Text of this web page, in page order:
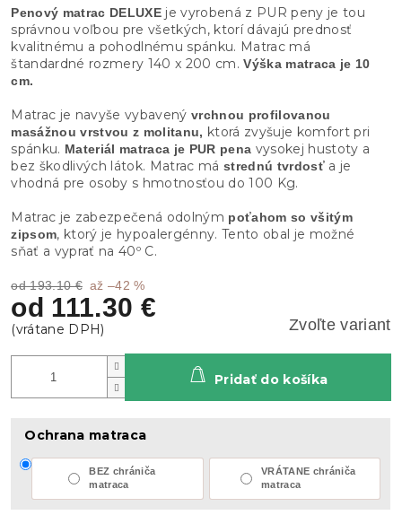
od 193.10 € až –42 %
od 111.30 €
Zvoľte variant
Ochrana matraca
BEZ chrániča
matraca
VRÁTANE chrániča
matraca
Pridať do košíka
Penový matrac DELUXE je vyrobená z PUR peny je tou
správnou voľbou pre všetkých, ktorí dávajú prednosť
kvalitnému a pohodlnému spánku. Matrac má
štandardné rozmery 140 x 200 cm.Výška matraca je 10
cm.
Matrac je navyše vybavený vrchnou profilovanou
masážnou vrstvou z molitanu, ktorá zvyšuje komfort pri
spánku. Materiál matraca je PUR pena vysokej hustoty a
bez škodlivých látok. Matrac má strednú tvrdosťa je
vhodná pre osoby s hmotnosťou do 100 Kg.
Matrac je zabezpečená odolným poťahom so všitým
zipsom, ktorý je hypoalergénny. Tento obal je možné
sňať a vyprať na 40º C.